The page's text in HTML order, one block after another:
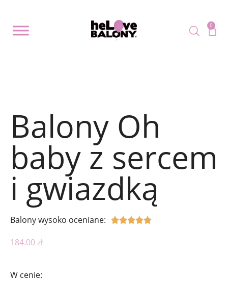
0
Balony Oh
baby z sercem
i gwiazdką
Balony wysoko oceniane: 
184.00zł
W cenie: